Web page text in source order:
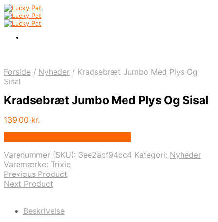
Forside / Nyheder / Kradsebræt Jumbo Med Plys Og
Sisal
Kradsebræt Jumbo Med Plys Og Sisal
139,00 kr.
Varenummer (SKU): 3ee2acf94cc4 Kategori: Nyheder
Varemærke: Trixie
Previous Product
Next Product
Beskrivelse